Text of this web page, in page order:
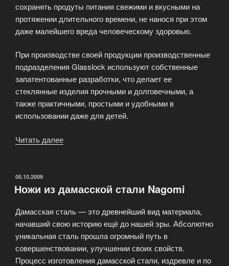
сохранять продуты питания свежими и вкусными на
протяжении длительного времени, не нанося при этом
даже малейшего вреда человеческому здоровью.
При производстве своей продукции производственные
подразделения Glasslock используют собственные
запатентованные разработки, что делает ее
стеклянные изделия прочными и долговечными, а
также практичными, простыми и удобными в
использовании даже для детей.
Читать далее
ОПУБЛИКОВАНО
05.10.2009
Ножи из дамасской стали Nagomi
Дамасская сталь — это древнейший вид материала,
начавший свою историю ещё до нашей эры. Абсолютно
уникальная сталь прошла огромный путь в
совершенствовании, улучшении своих свойств.
Процесс изготовления дамасской стали, издревле и по